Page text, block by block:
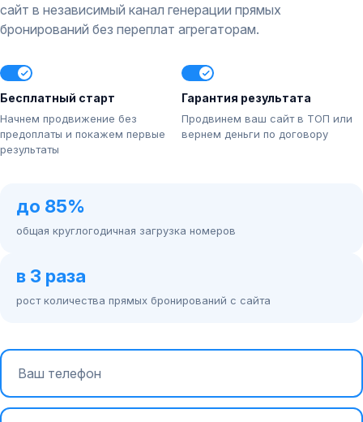
сайт в независимый канал генерации прямых
бронирований без переплат агрегаторам.
Бесплатный старт
Начнем продвижение без
предоплаты и покажем первые
результаты
Гарантия результата
Продвинем ваш сайт в ТОП или
вернем деньги по договору
до 85%
общая круглогодичная загрузка номеров
в 3 раза
рост количества прямых бронирований с сайта